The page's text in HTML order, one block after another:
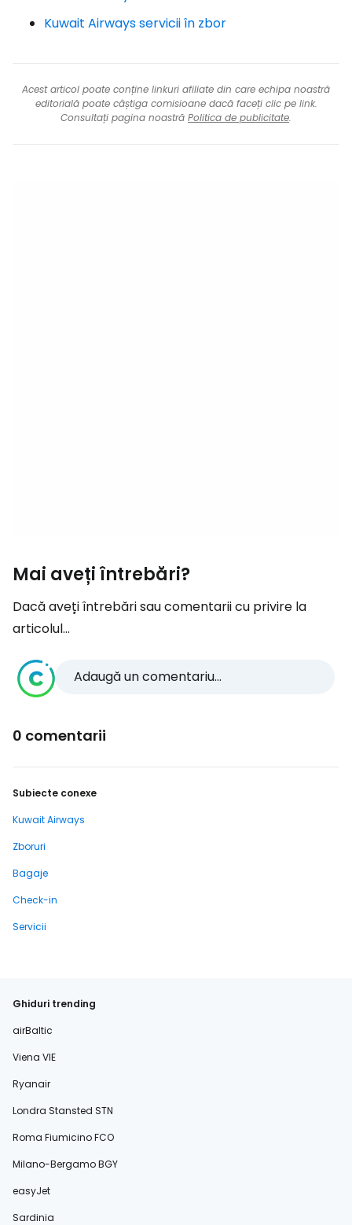
Kuwait Airways servicii în zbor
Acest articol poate conține linkuri afiliate din care echipa noastră
editorială poate câștiga comisioane dacă faceți clic pe link.
Consultați pagina noastră Politica de publicitate.
Mai aveți întrebări?
Dacă aveți întrebări sau comentarii cu privire la
articolul...
Adaugă un comentariu...
0 comentarii
Subiecte conexe
Kuwait Airways
Zboruri
Bagaje
Check-in
Servicii
Ghiduri trending
airBaltic
Viena VIE
Ryanair
Londra Stansted STN
Roma Fiumicino FCO
Milano-Bergamo BGY
easyJet
Sardinia